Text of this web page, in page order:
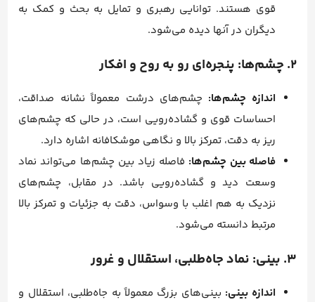
قوی هستند. توانایی رهبری و تمایل به بحث و کمک به
دیگران در آنها دیده می‌شود.
۲. چشم‌ها: پنجره‌ای رو به روح و افکار
اندازه چشم‌ها: چشم‌های درشت معمولاً نشانه صداقت،
احساسات قوی و گشاده‌رویی است، در حالی که چشم‌های
ریز به دقت، تمرکز بالا و نگاهی موشکافانه اشاره دارد.
فاصله بین چشم‌ها: فاصله زیاد بین چشم‌ها می‌تواند نماد
وسعت دید و گشاده‌رویی باشد. در مقابل، چشم‌های
نزدیک به هم اغلب با وسواس، دقت به جزئیات و تمرکز بالا
مرتبط دانسته می‌شود.
۳. بینی: نماد جاه‌طلبی، استقلال و غرور
اندازه بینی: بینی‌های بزرگ معمولاً به جاه‌طلبی، استقلال و